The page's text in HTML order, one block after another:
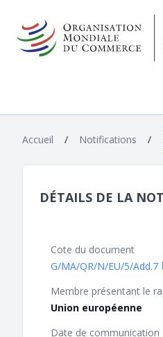
Accueil / Notifications /
DÉTAILS DE LA
Cote du document
G/MA/QR/N/EU/5/Add.7
Membre présentant le
Union européenne
Date de communication